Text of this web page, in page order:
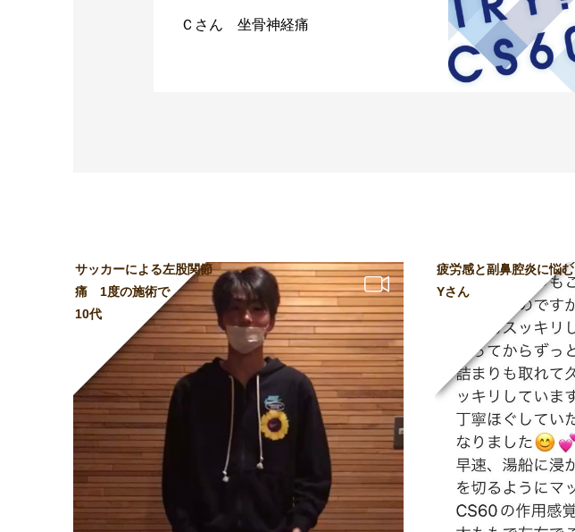
Ｃさん 坐骨神経痛
サッカーによる左股関節
痛 1度の施術で
10代
疲労感と副鼻腔炎に悩む
Yさん